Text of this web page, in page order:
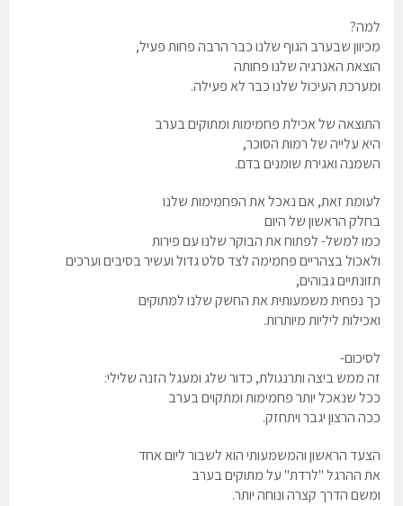
למה?
מכיוון שבערב הגוף שלנו כבר הרבה פחות פעיל,
הוצאת האנרגיה שלנו פחותה
ומערכת העיכול שלנו כבר לא פעילה.
התוצאה של אכילת פחמימות ומתוקים בערב
היא עלייה של רמות הסוכר,
השמנה ואגירת שומנים בדם.
לעומת זאת, אם נאכל את הפחמימות שלנו
בחלק הראשון של היום
כמו למשל- לפתוח את הבוקר שלנו עם פירות
ולאכול בצהריים פחמימה לצד סלט גדול ועשיר בסיבים וערכים
תזונתיים גבוהים,
כך נפחית משמעותית את החשק שלנו למתוקים
ואכילות ליליות מיותרות.
לסיכום-
זה ממש ביצה ותרנגולת, כדור שלג ומעגל הזנה שלילי:
ככל שנאכל יותר פחמימות ומתקוים בערב
ככה הרצון יגבר ויתחזק.
הצעד הראשון והמשמעותי הוא לשבור ליום אחד
את ההרגל "לרדת" על מתוקים בערב
ומשם הדרך קצרה ונוחה יותר.